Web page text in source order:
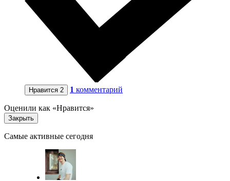
Нравится 2 1 комментарий
Оценили как «Нравится»
Закрыть
Самые активные сегодня